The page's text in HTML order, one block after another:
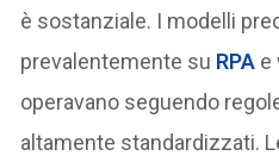
è sostanziale. I modelli
prevalentemente su RPA e
operavano seguendo
altamente standardizzati.